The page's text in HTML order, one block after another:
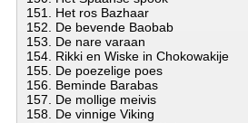
151. Het ros Bazhaar
152. De bevende Baobab
153. De nare varaan
154. Rikki en Wiske in Chokowakije
155. De poezelige poes
156. Beminde Barabas
157. De mollige meivis
158. De vinnige Viking